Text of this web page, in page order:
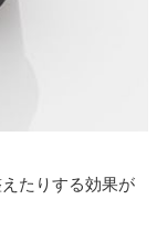
たりする効果が